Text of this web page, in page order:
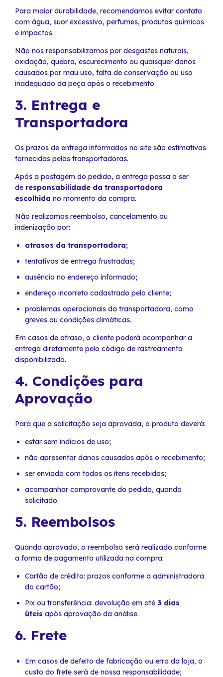
Para maior durabilidade, recomendamos evitar contato
com água, suor excessivo, perfumes, produtos químicos
e impactos.
Não nos responsabilizamos por desgastes naturais,
oxidação, quebra, escurecimento ou quaisquer danos
causados por mau uso, falta de conservação ou uso
inadequado da peça após o recebimento.
3. Entrega e
Transportadora
Os prazos de entrega informados no site são estimativas
fornecidas pelas transportadoras.
Após a postagem do pedido, a entrega passa a ser
de responsabilidade da transportadora
escolhida no momento da compra.
Não realizamos reembolso, cancelamento ou
indenização por:
atrasos da transportadora;
tentativas de entrega frustradas;
ausência no endereço informado;
endereço incorreto cadastrado pelo cliente;
problemas operacionais da transportadora, como
greves ou condições climáticas.
Em casos de atraso, o cliente poderá acompanhar a
entrega diretamente pelo código de rastreamento
disponibilizado.
4. Condições para
Aprovação
Para que a solicitação seja aprovada, o produto deverá:
estar sem indícios de uso;
não apresentar danos causados após o recebimento;
ser enviado com todos os itens recebidos;
acompanhar comprovante do pedido, quando
solicitado.
5. Reembolsos
Quando aprovado, o reembolso será realizado conforme
a forma de pagamento utilizada na compra:
Cartão de crédito: prazos conforme a administradora
do cartão;
Pix ou transferência: devolução em até 3 dias
úteis após aprovação da análise.
6. Frete
Em casos de defeito de fabricação ou erro da loja, o
custo do frete será de nossa responsabilidade;